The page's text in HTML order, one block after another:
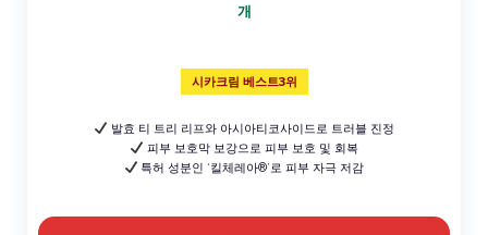
개
시카크림 베스트3위
발효 티 트리 리프와 아시아티코사이드로 트러블 진정
피부 보호막 보강으로 피부 보호 및 회복
특허 성분인 ‘킬체레아®’로 피부 자극 저감